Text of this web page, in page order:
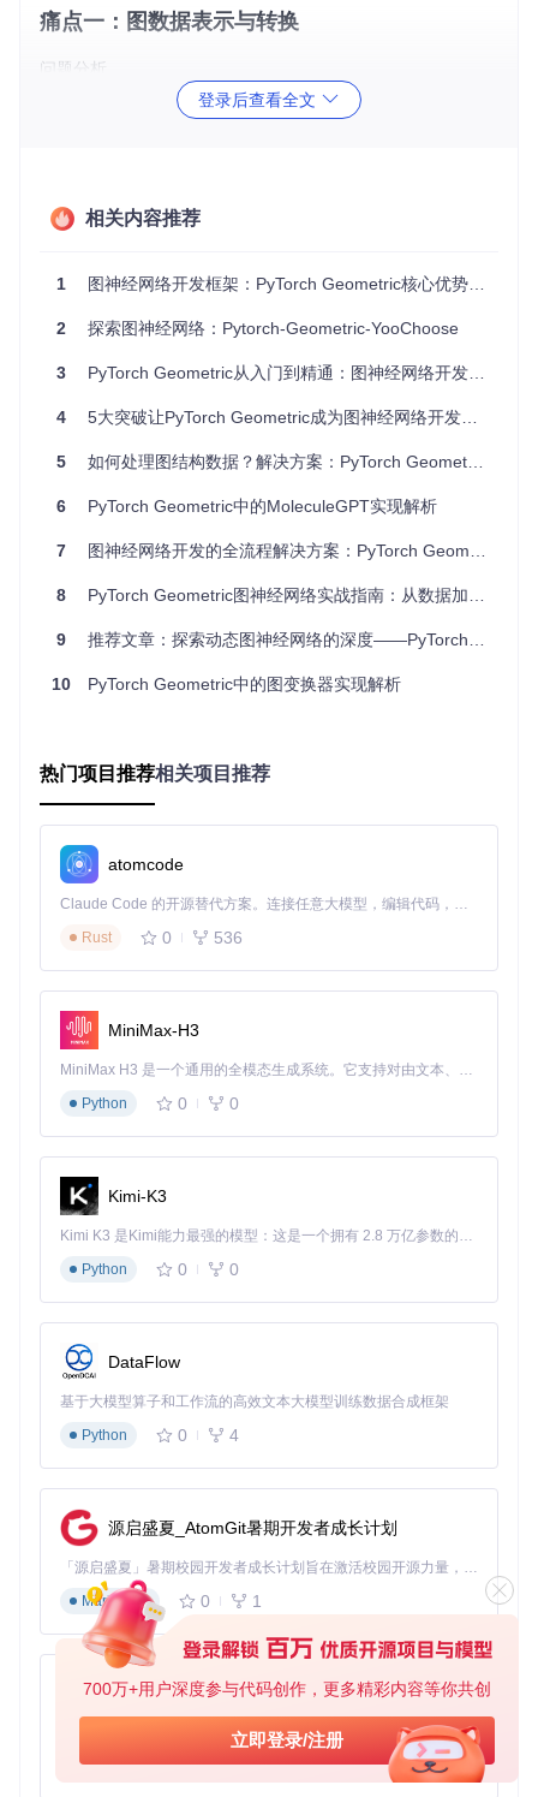
700万+用户深度参与代码创作，更多精彩内容等你共创
立即登录/注册
痛点一：图数据表示与转换
问题分析
图数据包含节点、边及其属性，传统张量表示难以捕捉图的拓
PyG提供了灵活的数据表示方案，核心是
异构图支持：通过HeteroData处理多类型节点和边
数据转换管道
实战检验
from torch_geometric.data import
x = torch.tensor([[1.0 ], [2.0], [3.0]], dtype=torch.
data = Data(x=x, edge_index=edge_index, y=torch.tensor([
# 2. 异构图构建（如社交网络）
hetero_data[ 'user' ].x = torch.randn(100, 10 ) # 100个用户
hetero_data[
hetero_data[
'user', 'rates', 'item'].edge_index =
# 3. 数据转换示例
torch_geometric.transforms import NormalizeFeatures,
print(f"添加自环后边数量:
向量空间，保留图结构信息
💡 技巧：使用data.validate()检查图数据格式是否正确，
痛点二：大规模图的高效训练
问题分析
法又破坏了图的完整性。
关键概念
NeighborLoader：每层采样固定数量邻居，控制计算复杂
度
PinSAGE采样
分布式训练：多GPU/多节点协同处理超大规模图
from torch_geometric.loader import NeighborLoader
# 加载Reddit数据集（约23万节点）
dataset = Reddit(root=
data = dataset[0 ]
# 配置邻居采样加载器
    batch_size=
1024,
    input_nodes=data.train_mask,
# 训练循环示例
for batch in loader:
print(f"Batch节点数: {batch.num_nodes}, Batch边数:
⚠️ 警告：采样深度过深（>3层）可能导致梯度消失，建议从2-
3层开始实验。
登录后查看全文
相关内容推荐
1 图神经网络开发框架：PyTorch Geometric核心优势与实践指南
2 探索图神经网络：Pytorch-Geometric-YooChoose
3 PyTorch Geometric从入门到精通：图神经网络开发实战指南
4 5大突破让PyTorch Geometric成为图神经网络开发的首选框架
5 如何处理图结构数据？解决方案：PyTorch Geometric的图神经网络开发实战指南
6 PyTorch Geometric中的MoleculeGPT实现解析
7 图神经网络开发的全流程解决方案：PyTorch Geometric实战指南
8 PyTorch Geometric图神经网络实战指南：从数据加载到模型训练
9 推荐文章：探索动态图神经网络的深度——PyTorch Geometric Temporal
10 PyTorch Geometric中的图变换器实现解析
热门项目推荐相关项目推荐
atomcode
Claude Code 的开源替代方案。连接任意大模型，编辑代码，运行命令，自动验证 — 全自动执行。用 Rust 构建，极致性能。 ｜ An open-source alternative to Claude Code. Connect any LLM, edit code, run commands, and verify changes — autonomously. Built in Rust for speed. Get Started
Rust
0 536
MiniMax-H3
MiniMax H3 是一个通用的全模态生成系统。它支持对由文本、图像、视频和音频组成的多模态上下文进行统一理解，并能生成分辨率高达 2K、时长可达 15 秒的带原生立体声音频的视频。得益于面向任务泛化的系统设计，H3 在预训练阶段就已具备广泛的多模态上下文理解与生成能力，能够出色地执行复杂的多模态指令。
Python
0 0
Kimi-K3
Kimi K3 是Kimi能力最强的模型：这是一个拥有 2.8 万亿参数的混合专家（MoE）模型，具备原生视觉理解能力，并支持 100 万 token 的上下文窗口。
Python
0 0
DataFlow
基于大模型算子和工作流的高效文本大模型训练数据合成框架
Python
0 4
源启盛夏_AtomGit暑期开发者成长计划
「源启盛夏」暑期校园开发者成长计划旨在激活校园开源力量，通过积分激励、认证扶持、资源倾斜等形式，引导高校组织和开发者完成「入驻 — 建项目 — 做贡献 — 获认证 — 得资源」的完整闭环。无论你是想带领社团入驻平台的组织者，还是希望用代码贡献证明自己的开发者，都能在这里找到属于你的成长路径。
Markdown
0 1
py-xiaozhi
基于Python的Xiaozhi AI，适用于想要完整Xiaozhi体验而无需拥有专用硬件的用户。
Python
0 1